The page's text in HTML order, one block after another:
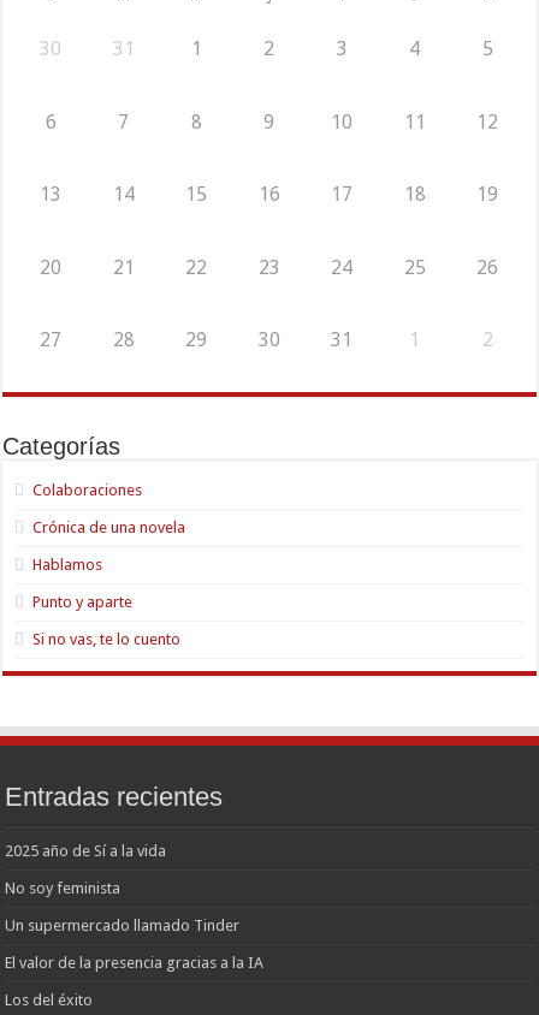
30 31 1 2 3 4 5
6 7 8 9 10 11 12
13 14 15 16 17 18 19
20 21 22 23 24 25 26
27 28 29 30 31 1 2
Categorías
Colaboraciones
Crónica de una novela
Hablamos
Punto y aparte
Si no vas, te lo cuento
Entradas recientes
2025 año de Sí a la vida
No soy feminista
Un supermercado llamado Tinder
El valor de la presencia gracias a la IA
Los del éxito